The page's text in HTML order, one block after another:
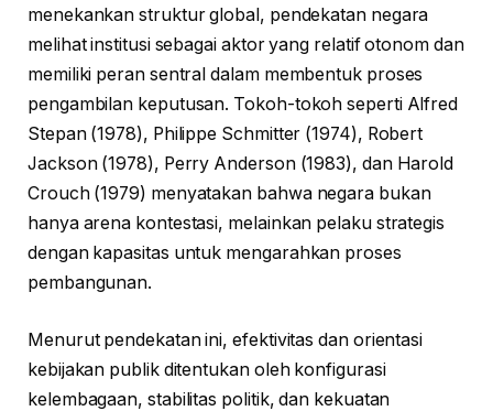
menekankan struktur global, pendekatan negara
melihat institusi sebagai aktor yang relatif otonom dan
memiliki peran sentral dalam membentuk proses
pengambilan keputusan. Tokoh-tokoh seperti Alfred
Stepan (1978), Philippe Schmitter (1974), Robert
Jackson (1978), Perry Anderson (1983), dan Harold
Crouch (1979) menyatakan bahwa negara bukan
hanya arena kontestasi, melainkan pelaku strategis
dengan kapasitas untuk mengarahkan proses
pembangunan.
Menurut pendekatan ini, efektivitas dan orientasi
kebijakan publik ditentukan oleh konfigurasi
kelembagaan, stabilitas politik, dan kekuatan